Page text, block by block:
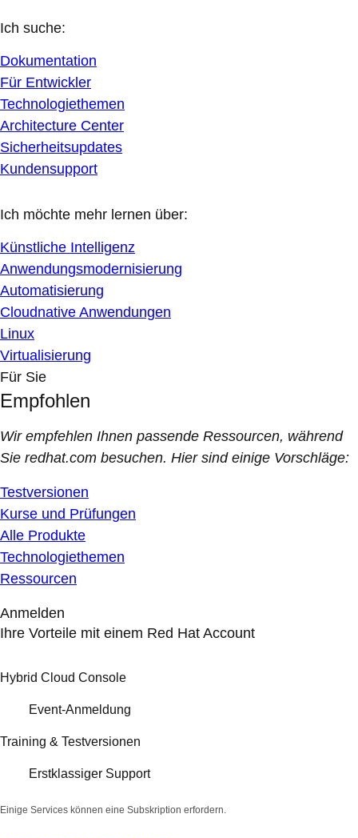
Ich suche:
Dokumentation
Für Entwickler
Technologiethemen
Architecture Center
Sicherheitsupdates
Kundensupport
Ich möchte mehr lernen über:
Künstliche Intelligenz
Anwendungsmodernisierung
Automatisierung
Cloudnative Anwendungen
Linux
Virtualisierung
Für Sie
Empfohlen
Wir empfehlen Ihnen passende Ressourcen, während
Sie redhat.com besuchen. Hier sind einige Vorschläge:
Testversionen
Kurse und Prüfungen
Alle Produkte
Technologiethemen
Ressourcen
Anmelden
Ihre Vorteile mit einem Red Hat Account
Hybrid Cloud Console
Event-Anmeldung
Training & Testversionen
Erstklassiger Support
Einige Services können eine Subskription erfordern.